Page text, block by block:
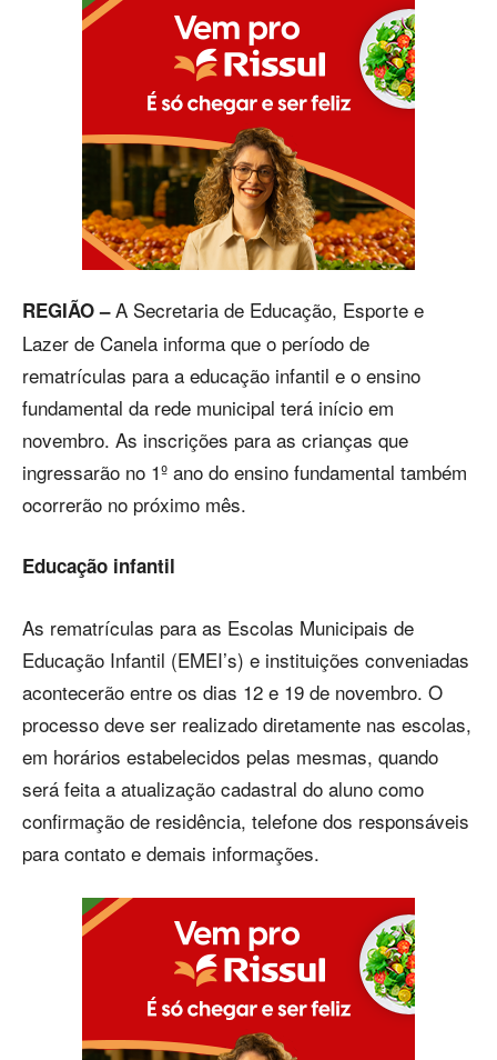
REGIÃO –A Secretaria de Educação, Esporte e
Lazer de Canela informa que o período de
rematrículas para a educação infantil e o ensino
fundamental da rede municipal terá início em
novembro. As inscrições para as crianças que
ingressarão no 1º ano do ensino fundamental também
ocorrerão no próximo mês.
Educação infantil
As rematrículas para as Escolas Municipais de
Educação Infantil (EMEI’s) e instituições conveniadas
acontecerão entre os dias 12 e 19 de novembro. O
processo deve ser realizado diretamente nas escolas,
em horários estabelecidos pelas mesmas, quando
será feita a atualização cadastral do aluno como
confirmação de residência, telefone dos responsáveis
para contato e demais informações.